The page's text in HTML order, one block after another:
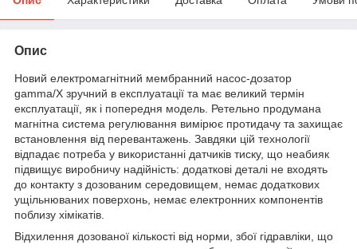
Опис
Новий електромагнітний мембранний насос-дозатор
gamma/X зручний в експлуатації та має великий термін
експлуатації, як і попередня модель. Ретельно продумана
магнітна система регулювання вимірює протидачу та захищає
встановлення від перевантажень. Завдяки цій технології
відпадає потреба у використанні датчиків тиску, що неабияк
підвищує виробничу надійність: додаткові деталі не входять
до контакту з дозованим середовищем, немає додаткових
ущільнюваних поверхонь, немає електронних компонентів
поблизу хімікатів.
Відхилення дозованої кількості від норми, збої гідравліки, що